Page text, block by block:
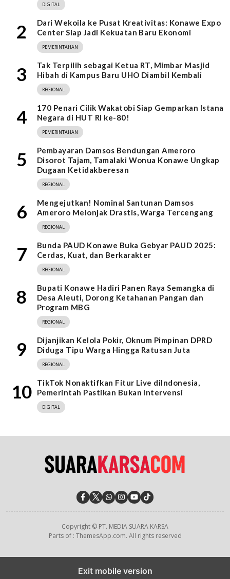
DIGITAL
2
Dari Wekoila ke Pusat Kreativitas: Konawe Expo
Center Siap Jadi Kekuatan Baru Ekonomi
PEMERINTAHAN
3
Tak Terpilih sebagai Ketua RT, Mimbar Masjid
Hibah di Kampus Baru UHO Diambil Kembali
REGIONAL
4
170 Penari Cilik Wakatobi Siap Gemparkan Istana
Negara di HUT RI ke-80!
PEMERINTAHAN
5
Pembayaran Damsos Bendungan Ameroro
Disorot Tajam, Tamalaki Wonua Konawe Ungkap
Dugaan Ketidakberesan
REGIONAL
6
Mengejutkan! Nominal Santunan Damsos
Ameroro Melonjak Drastis, Warga Tercengang
REGIONAL
7
Bunda PAUD Konawe Buka Gebyar PAUD 2025:
Cerdas, Kuat, dan Berkarakter
REGIONAL
8
Bupati Konawe Hadiri Panen Raya Semangka di
Desa Aleuti, Dorong Ketahanan Pangan dan
Program MBG
REGIONAL
9
Dijanjikan Kelola Pokir, Oknum Pimpinan DPRD
Diduga Tipu Warga Hingga Ratusan Juta
REGIONAL
10
TikTok Nonaktifkan Fitur Live diIndonesia,
Pemerintah Pastikan Bukan Intervensi
DIGITAL
Copyright © PT. MEDIA SUARA KARSA
Parts of : ThemesApp.com. All rights reserved
Exit mobile version